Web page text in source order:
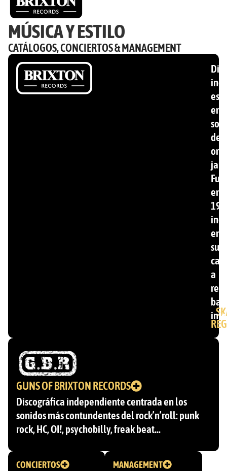
MÚSICA Y ESTILO
CATÁLOGOS, CONCIERTOS & MANAGEMENT
en
de
en
su
a
GUNS OF BRIXTON RECORDS
Discográfica independiente centrada en los
sonidos más contundentes del rock’n’roll: punk
rock, HC, OI!, psychobilly, freak beat…
CONCIERTOS MANAGEMENT